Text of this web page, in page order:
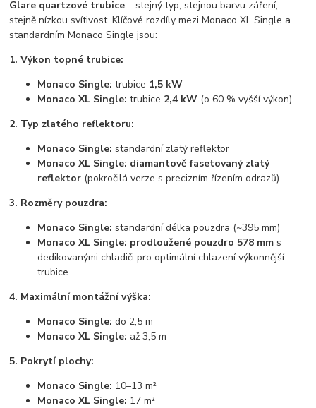
Glare quartzové trubice – stejný typ, stejnou barvu záření,
stejně nízkou svítivost. Klíčové rozdíly mezi Monaco XL Single a
standardním Monaco Single jsou:
1. Výkon topné trubice:
Monaco Single: trubice 1,5 kW
Monaco XL Single: trubice 2,4 kW (o 60 % vyšší výkon)
2. Typ zlatého reflektoru:
Monaco Single: standardní zlatý reflektor
Monaco XL Single: diamantově fasetovaný zlatý
reflektor (pokročilá verze s precizním řízením odrazů)
3. Rozměry pouzdra:
Monaco Single: standardní délka pouzdra (~395 mm)
Monaco XL Single: prodloužené pouzdro 578 mm s
dedikovanými chladiči pro optimální chlazení výkonnější
trubice
4. Maximální montážní výška:
Monaco Single: do 2,5 m
Monaco XL Single: až 3,5 m
5. Pokrytí plochy:
Monaco Single: 10–13 m²
Monaco XL Single: 17 m²